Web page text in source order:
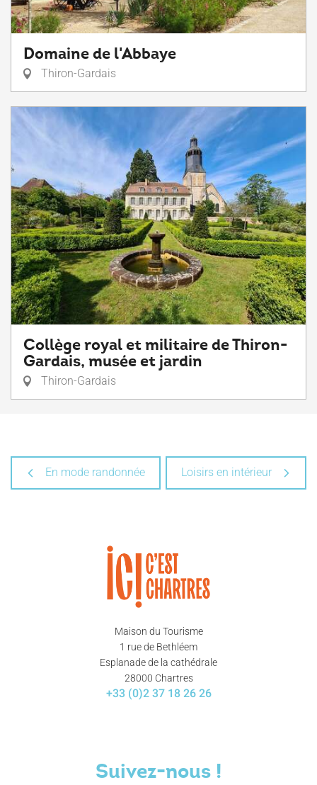
Domaine de l'Abbaye
Thiron-Gardais
Collège royal et militaire de Thiron-
Gardais, musée et jardin
Thiron-Gardais
En mode randonnée Loisirs en intérieur
Maison du Tourisme
1 rue de Bethléem
Esplanade de la cathédrale
28000 Chartres
+33 (0)2 37 18 26 26
Suivez-nous !